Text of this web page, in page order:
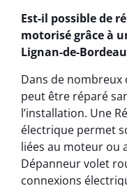
Est-il possible de
motorisé grâce à
Lignan-de-
Dans de
peut être réparé
l’installation. Une
électrique permet
liées au moteur ou
Dépanneur volet
connexions